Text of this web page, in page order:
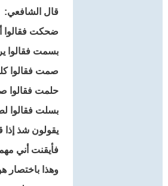
قال الشافعي:
ضحكت فقالوا
بسمت فقالوا
صمت فقالوا
حلمت فقالوا
بسلت فقالوا
يقولون شذ إذا
فأيقنت أني
وهذا باختصار